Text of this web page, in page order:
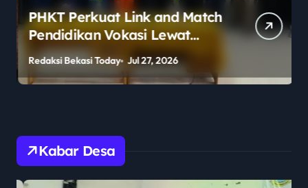
PHKT Perkuat Link and Match
Pendidikan Vokasi Lewat
Program Guru Tamu di SMKN
2 Penajam Paser Utara
Redaksi Bekasi Today Jul 27, 2026
Kabar Desa